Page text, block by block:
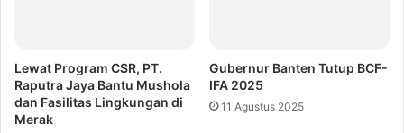
Lewat Program CSR, PT.
Raputra Jaya Bantu Mushola
dan Fasilitas Lingkungan di
Merak
Gubernur Banten Tutup BCF-
IFA 2025
11 Agustus 2025